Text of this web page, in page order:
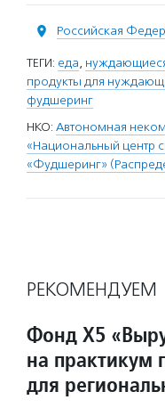
Российская
ТЕГИ: еда,
продукты для
фудшеринг
НКО: Автономная
«Национальный центр
«Фудшеринг»
РЕКОМЕНДУЕМ
Фонд Х5
на
для